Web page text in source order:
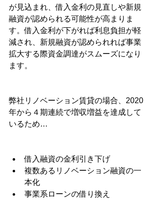
が見込まれ、借入金利の見直しや新規
融資が認められる可能性が高まりま
す。借入金利が下がれば利息負担が軽
減され、新規融資が認められれば事業
拡大する際資金調達がスムーズになり
ます。
弊社リノベーション賃貸の場合、2020
年から４期連続で増収増益を達成して
いるため…
借入融資の金利引き下げ
複数あるリノベーション融資の一
本化
事業系ローンの借り換え